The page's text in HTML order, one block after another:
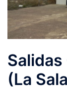
(La